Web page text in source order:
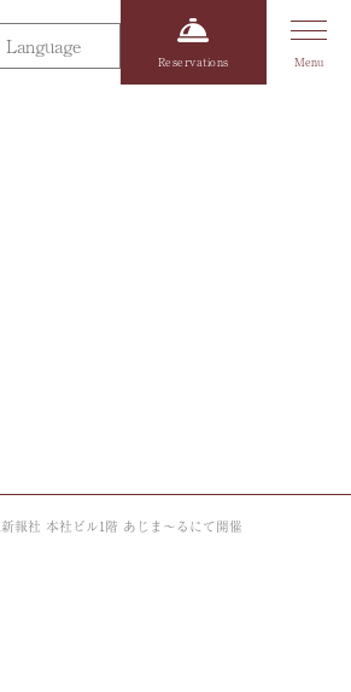
Language
Reservations
報社 本社ビル1階 あじま～るにて開催